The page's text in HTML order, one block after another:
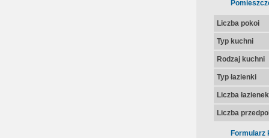
Liczba pokoi
Typ kuchni
Rodzaj kuchni
Typ łazienki
Liczba łazienek
Liczba
Formularz